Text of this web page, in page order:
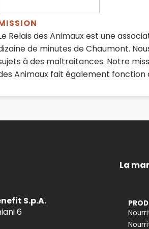
Relais des Animaux est une
de minutes de Chaumont.
à des maltraitances. Notre
Animaux fait également
La
S.p.A.
6